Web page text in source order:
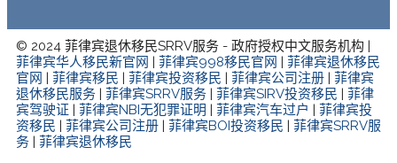
© 2024 菲律宾退休移民SRRV服务 - 政府授权中文服务机构 |
菲律宾华人移民新官网
菲律宾998移民官网
菲律宾退休移民
官网
菲律宾移民 菲律宾投资移民 菲律宾公司注册
菲律宾
退休移民服务
菲律宾SRRV服务 菲律宾SIRV投资移民
菲律
宾驾驶证
菲律宾NBI无犯罪证明 菲律宾汽车过户
菲律宾投
资移民
菲律宾公司注册 菲律宾BOI投资移民
菲律宾SRRV服
务
菲律宾退休移民